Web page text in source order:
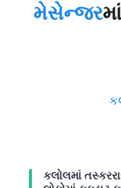
મેસેન્જર
કલોલમાં